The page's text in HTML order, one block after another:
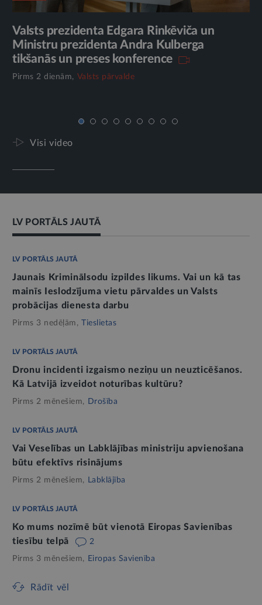
Valsts prezidenta Edgara Rinkēviča un
Ministru prezidenta Andra Kulberga
tikšanās un preses konference
Pirms 2 dienām, Valsts pārvalde
Visi video
LV PORTĀLS JAUTĀ
LV PORTĀLS JAUTĀ
Jaunais Kriminālsodu izpildes likums. Vai un kā tas
mainīs Ieslodzījuma vietu pārvaldes un Valsts
probācijas dienesta darbu
Pirms 3 nedēļām, Tieslietas
LV PORTĀLS JAUTĀ
Dronu incidenti izgaismo neziņu un neuzticēšanos.
Kā Latvijā izveidot noturības kultūru?
Pirms 2 mēnešiem, Drošība
LV PORTĀLS JAUTĀ
Vai Veselības un Labklājības ministriju apvienošana
būtu efektīvs risinājums
Pirms 2 mēnešiem, Labklājība
LV PORTĀLS JAUTĀ
Ko mums nozīmē būt vienotā Eiropas Savienības
tiesību telpā
2
Pirms 3 mēnešiem, Eiropas Savienība
Rādīt vēl